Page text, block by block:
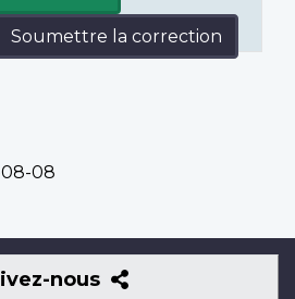
Soumettre la correction
08
nous
Suivez-